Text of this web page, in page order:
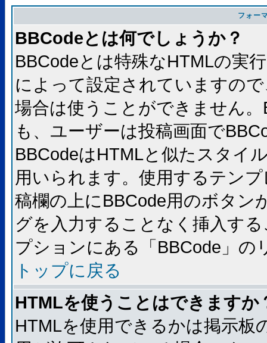
フォー
BBCodeとは何でしょうか？
BBCodeとは特殊なHTMLの実
によって設定されていますの
場合は使うことができません
も、ユーザーは投稿画面で
BBCodeはHTMLと似たスタイ
用いられます。使用するテン
稿欄の上にBBCode用のボタン
グを入力することなく挿入す
プションにある「BBCode」
トップに戻る
HTMLを使うことはできますか
HTMLを使用できるかは掲示板